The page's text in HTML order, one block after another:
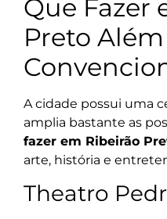
Que Fazer
Preto
A cidade possui uma
amplia bastante as
fazer em Ribeirão
arte, história e
Theatro